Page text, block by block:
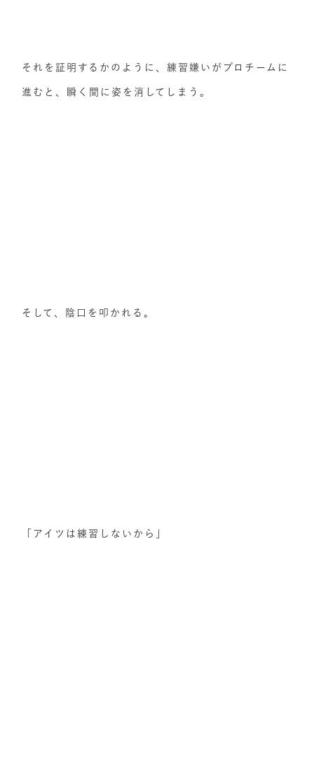
それを証明するかのように、練習嫌いがプロチームに
進むと、瞬く間に姿を消してしまう。
そして、陰口を叩かれる。
「アイツは練習しないから」